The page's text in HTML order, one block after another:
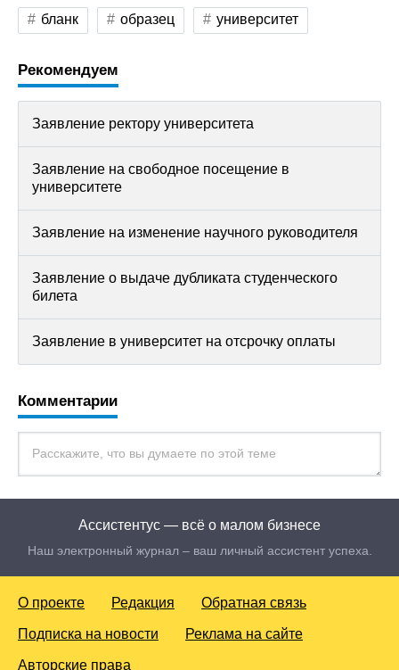
бланк образец университет
Рекомендуем
Заявление ректору университета
Заявление на свободное посещение в
университете
Заявление на изменение научного руководителя
Заявление о выдаче дубликата студенческого
билета
Заявление в университет на отсрочку оплаты
Комментарии
Ассистентус — всё о малом бизнесе
Наш электронный журнал – ваш личный ассистент успеха.
О проекте Редакция Обратная связь
Подписка на новости Реклама на сайте
Авторские права